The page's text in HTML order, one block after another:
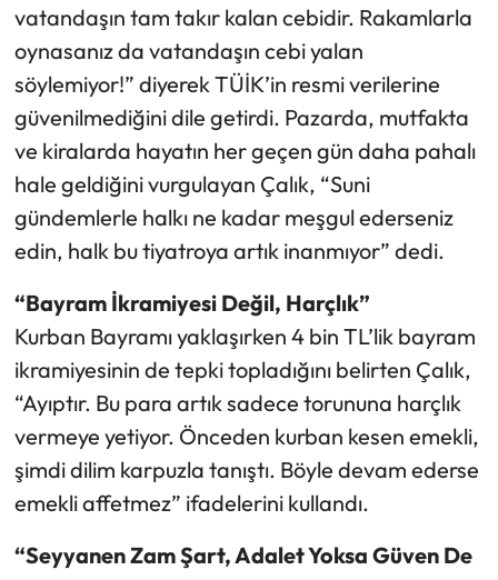
vatandaşın tam takır kalan cebidir. Rakamlarla
oynasanız da vatandaşın cebi yalan
söylemiyor!” diyerek TÜİK’in resmi verilerine
güvenilmediğini dile getirdi. Pazarda, mutfakta
ve kiralarda hayatın her geçen gün daha pahalı
hale geldiğini vurgulayan Çalık, “Suni
gündemlerle halkı ne kadar meşgul ederseniz
edin, halk bu tiyatroya artık inanmıyor” dedi.
“Bayram İkramiyesi Değil, Harçlık”
Kurban Bayramı yaklaşırken 4 bin TL’lik bayram
ikramiyesinin de tepki topladığını belirten Çalık,
“Ayıptır. Bu para artık sadece torununa harçlık
vermeye yetiyor. Önceden kurban kesen emekli,
şimdi dilim karpuzla tanıştı. Böyle devam ederse
emekli affetmez” ifadelerini kullandı.
“Seyyanen Zam Şart, Adalet Yoksa Güven De